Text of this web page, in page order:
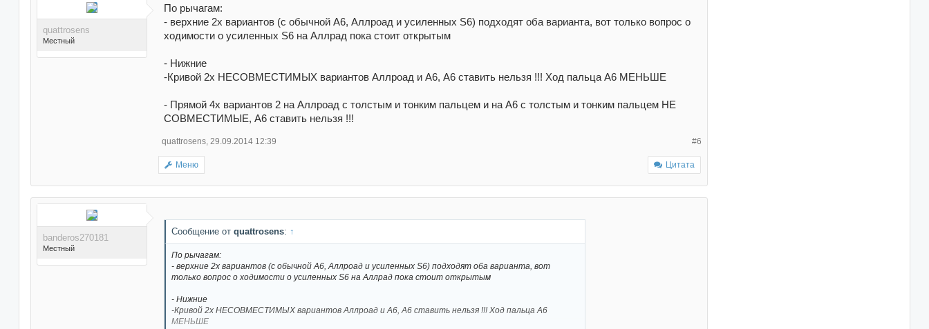
в 17 сообщениях
quattrosens
Местный
По рычагам:
- верхние 2х вариантов (с обычной А6, Аллроад и усиленных S6) подходят оба варианта, вот только вопрос о
ходимости о усиленных S6 на Аллрад пока стоит открытым
- Нижние
-Кривой 2х НЕСОВМЕСТИМЫХ вариантов Аллроад и А6, А6 ставить нельзя !!! Ход пальца А6 МЕНЬШЕ
- Прямой 4х вариантов 2 на Аллроад с толстым и тонким пальцем и на А6 с толстым и тонким пальцем НЕ
СОВМЕСТИМЫЕ, А6 ставить нельзя !!!
#6
quattrosens, 29.09.2014 12:39
Меню Цитата
banderos270181
Местный
Сообщение от quattrosens: ↑
По рычагам:
- верхние 2х вариантов (с обычной А6, Аллроад и усиленных S6) подходят оба варианта, вот
только вопрос о ходимости о усиленных S6 на Аллрад пока стоит открытым
- Нижние
-Кривой 2х НЕСОВМЕСТИМЫХ вариантов Аллроад и А6, А6 ставить нельзя !!! Ход пальца А6
МЕНЬШЕ